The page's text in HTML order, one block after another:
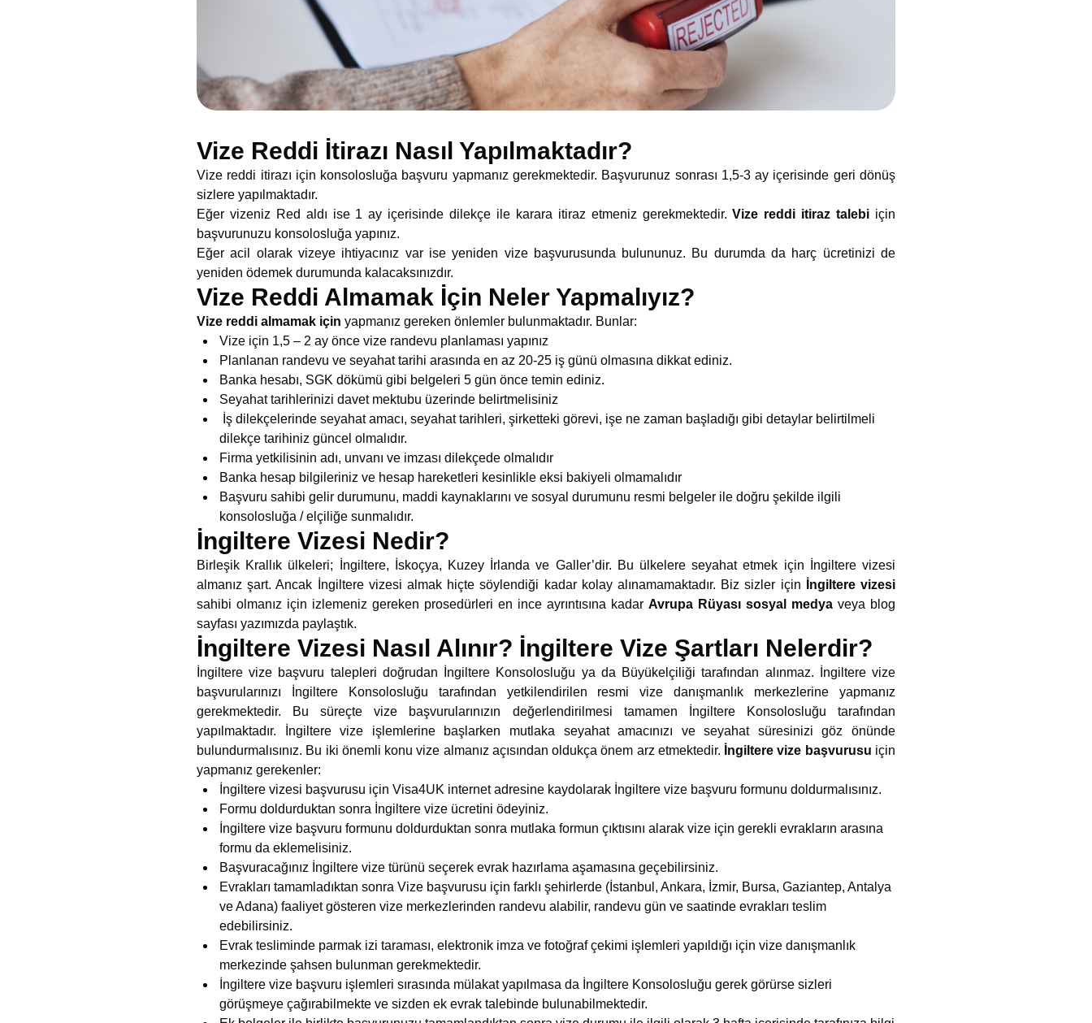
Vize Reddi İtirazı Nasıl Yapılmaktadır?
Vize reddi itirazı için konsolosluğa başvuru yapmanız gerekmektedir. Başvurunuz sonrası 1,5-3 ay içerisinde geri dönüş
sizlere yapılmaktadır.
Eğer vizeniz Red aldı ise 1 ay içerisinde dilekçe ile karara itiraz etmeniz gerekmektedir.Vize reddi itiraz talebi için
başvurunuzu konsolosluğa yapınız.
Eğer acil olarak vizeye ihtiyacınız var ise yeniden vize başvurusunda bulununuz. Bu durumda da harç ücretinizi de
yeniden ödemek durumunda kalacaksınızdır.
Vize Reddi Almamak İçin Neler Yapmalıyız?
Vize reddi almamak için yapmanız gereken önlemler bulunmaktadır. Bunlar:
Vize için 1,5 – 2 ay önce vize randevu planlaması yapınız
Planlanan randevu ve seyahat tarihi arasında en az 20-25 iş günü olmasına dikkat ediniz.
Banka hesabı, SGK dökümü gibi belgeleri 5 gün önce temin ediniz.
Seyahat tarihlerinizi davet mektubu üzerinde belirtmelisiniz
İş dilekçelerinde seyahat amacı, seyahat tarihleri, şirketteki görevi, işe ne zaman başladığı gibi detaylar belirtilmeli
dilekçe tarihiniz güncel olmalıdır.
Firma yetkilisinin adı, unvanı ve imzası dilekçede olmalıdır
Banka hesap bilgileriniz ve hesap hareketleri kesinlikle eksi bakiyeli olmamalıdır
Başvuru sahibi gelir durumunu, maddi kaynaklarını ve sosyal durumunu resmi belgeler ile doğru şekilde ilgili
konsolosluğa / elçiliğe sunmalıdır.
İngiltere Vizesi Nedir?
Birleşik Krallık ülkeleri; İngiltere, İskoçya, Kuzey İrlanda ve Galler’dir. Bu ülkelere seyahat etmek için İngiltere vizesi
almanız şart. Ancak İngiltere vizesi almak hiçte söylendiği kadar kolay alınamamaktadır. Biz sizler için
İngiltere vizesi
sahibi olmanız için izlemeniz gereken prosedürleri en ince ayrıntısına kadar Avrupa Rüyası sosyal medya veya blog
sayfası yazımızda paylaştık.
İngiltere Vizesi Nasıl Alınır? İngiltere Vize Şartları Nelerdir?
İngiltere vize başvuru talepleri doğrudan İngiltere Konsolosluğu ya da Büyükelçiliği tarafından alınmaz. İngiltere vize
başvurularınızı İngiltere Konsolosluğu tarafından yetkilendirilen resmi vize danışmanlık merkezlerine yapmanız
gerekmektedir. Bu süreçte vize başvurularınızın değerlendirilmesi tamamen İngiltere Konsolosluğu tarafından
yapılmaktadır. İngiltere vize işlemlerine başlarken mutlaka seyahat amacınızı ve seyahat süresinizi göz önünde
bulundurmalısınız. Bu iki önemli konu vize almanız açısından oldukça önem arz etmektedir. İngiltere vize başvurusu için
yapmanız gerekenler:
İngiltere vizesi başvurusu için Visa4UK internet adresine kaydolarak İngiltere vize başvuru formunu doldurmalısınız.
Formu doldurduktan sonra İngiltere vize ücretini ödeyiniz.
İngiltere vize başvuru formunu doldurduktan sonra mutlaka formun çıktısını alarak vize için gerekli evrakların arasına
formu da eklemelisiniz.
Başvuracağınız İngiltere vize türünü seçerek evrak hazırlama aşamasına geçebilirsiniz.
Evrakları tamamladıktan sonra Vize başvurusu için farklı şehirlerde (İstanbul, Ankara, İzmir, Bursa, Gaziantep, Antalya
ve Adana) faaliyet gösteren vize merkezlerinden randevu alabilir, randevu gün ve saatinde evrakları teslim
edebilirsiniz.
Evrak tesliminde parmak izi taraması, elektronik imza ve fotoğraf çekimi işlemleri yapıldığı için vize danışmanlık
merkezinde şahsen bulunman gerekmektedir.
İngiltere vize başvuru işlemleri sırasında mülakat yapılmasa da İngiltere Konsolosluğu gerek görürse sizleri
görüşmeye çağırabilmekte ve sizden ek evrak talebinde bulunabilmektedir.